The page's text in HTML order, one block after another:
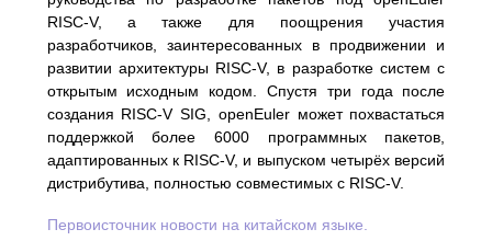
RISC-V, а также для поощрения участия
разработчиков, заинтересованных в продвижении и
развитии архитектуры RISC-V, в разработке систем с
открытым исходным кодом. Спустя три года после
создания RISC-V SIG, openEuler может похвастаться
поддержкой более 6000 программных пакетов,
адаптированных к RISC-V, и выпуском четырёх версий
дистрибутива, полностью совместимых с RISC-V.
Первоисточник новости на китайском языке.